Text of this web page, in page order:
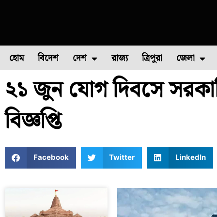
হোম বিদেশ দেশ
ফুল চাষ ফল চাষ মাছ চাষ পোল্ট্রি
রাজ্য ত্রিপুরা জেলা
উত্তর ২৪
২১ জুন যোগ দিবসে
বিজ্ঞপ্তি
Facebook Twitter LinkedIn